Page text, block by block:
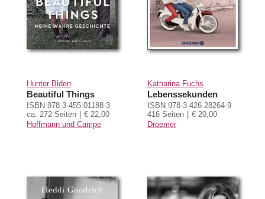
Hunter Biden
Beautiful Things
ISBN 978-3-455-01188-3
ca. 272 Seiten
€ 22,00
Hoffmann und Campe
Katharina Fuchs
Lebenssekunden
ISBN 978-3-426-28264-9
416 Seiten
€ 20,00
Droemer